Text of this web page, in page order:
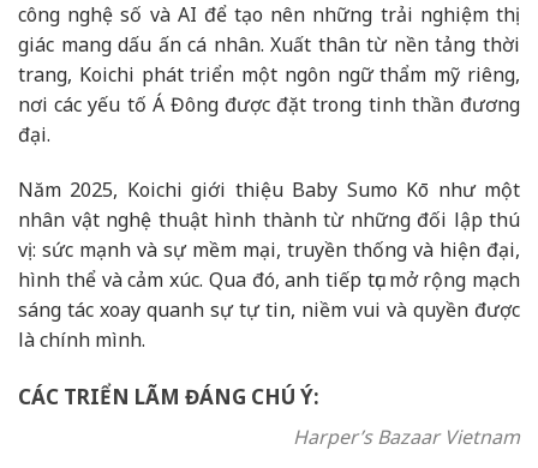
công nghệ số và AI để tạo nên những trải nghiệm thị
giác mang dấu ấn cá nhân. Xuất thân từ nền tảng thời
trang, Koichi phát triển một ngôn ngữ thẩm mỹ riêng,
nơi các yếu tố Á Đông được đặt trong tinh thần đương
đại.
Năm 2025, Koichi giới thiệu Baby Sumo Kō như một
nhân vật nghệ thuật hình thành từ những đối lập thú
vị: sức mạnh và sự mềm mại, truyền thống và hiện đại,
hình thể và cảm xúc. Qua đó, anh tiếp tục mở rộng mạch
sáng tác xoay quanh sự tự tin, niềm vui và quyền được
là chính mình.
CÁC TRIỂN LÃM ĐÁNG CHÚ Ý:
Harper’s Bazaar Vietnam